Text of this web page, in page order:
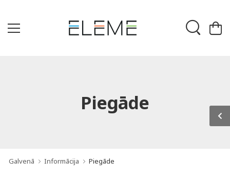
Piegāde
Galvenā Informācija Piegāde